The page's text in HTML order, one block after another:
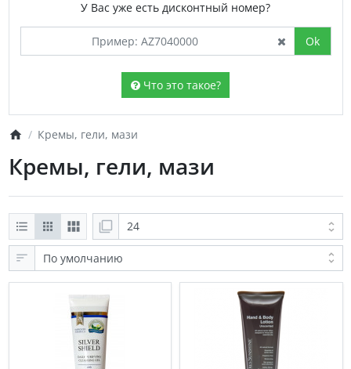
У Вас уже есть дисконтный номер?
Ok
Что это такое?
Кремы, гели, мази
Кремы, гели, мази